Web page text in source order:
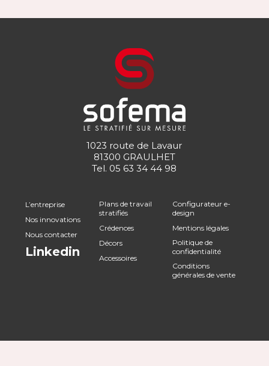
1023 route de Lavaur
81300 GRAULHET
Tel. 05 63 34 44 98
L’entreprise
Nos innovations
Nous contacter
Linkedin
Plans de travail
stratifiés
Crédences
Décors
Accessoires
Configurateur e-
design
Mentions légales
Politique de
confidentialité
Conditions
générales de vente